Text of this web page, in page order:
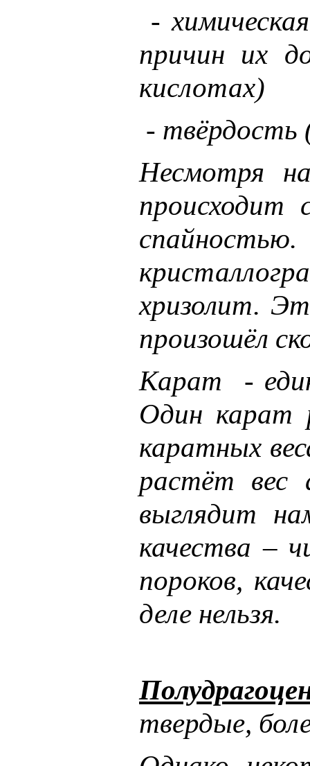
-
причин их
кислотах)
- твёрдость
Несмотря
происходит
хризолит.
произошёл
Карат -
Один карат
каратных
растёт вес
выглядит
качества –
пороков,
деле нельзя.
твердые,